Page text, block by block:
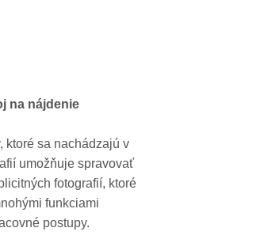
na nájdenie
ktoré sa nachádzajú v
umožňuje spravovať
fotografií, ktoré
funkciami
postupy.